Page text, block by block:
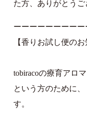
た方、ありがとうご
ーーーーーーーー
【香りお試し便のお
tobiracoの療育アロ
という方のために
す。